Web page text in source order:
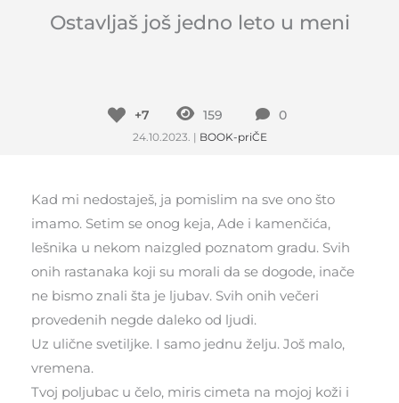
Ostavljaš još jedno leto u meni
+7 159 0
24.10.2023. | BOOK-priČE
Kad mi nedostaješ, ja pomislim na sve ono što
imamo. Setim se onog keja, Ade i kamenčića,
lešnika u nekom naizgled poznatom gradu. Svih
onih rastanaka koji su morali da se dogode, inače
ne bismo znali šta je ljubav. Svih onih večeri
provedenih negde daleko od ljudi.
Uz ulične svetiljke. I samo jednu želju. Još malo,
vremena.
Tvoj poljubac u čelo, miris cimeta na mojoj koži i